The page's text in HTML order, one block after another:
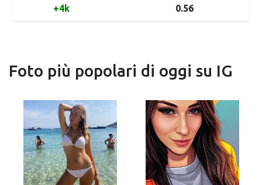
+4k 0.56
Foto più popolari di oggi su IG